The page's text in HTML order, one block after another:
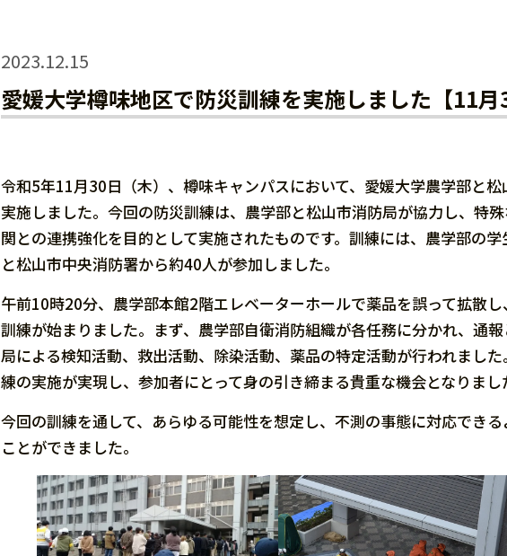
2023.12.15
愛媛大学樽味地区で防災訓練を実施しました【11月
令和5年11月30日（木）、樽味キャンパスにおいて、愛媛大学農学部と
実施しました。今回の防災訓練は、農学部と松山市消防局が協力し、特
関との連携強化を目的として実施されたものです。訓練には、農学部の
と松山市中央消防署から約40人が参加しました。
午前10時20分、農学部本館2階エレベーターホールで薬品を誤って拡散
訓練が始まりました。まず、農学部自衛消防組織が各任務に分かれ、通
局による検知活動、救出活動、除染活動、薬品の特定活動が行われまし
練の実施が実現し、参加者にとって身の引き締まる貴重な機会となりまし
今回の訓練を通して、あらゆる可能性を想定し、不測の事態に対応でき
ことができました。